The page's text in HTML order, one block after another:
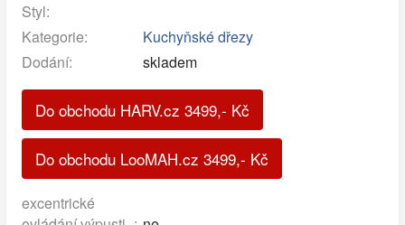
Styl:
Kategorie:
Kuchyňské dřezy
Dodání:
skladem
Do obchodu HARV.cz 3499,- Kč
Do obchodu LooMAH.cz 3499,- Kč
excentrické